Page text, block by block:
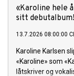
«Karoline hele
sitt debutalbum!
13.7.2026 08:00:00
Karoline Karlsen
«Karoline» som
låtskriver og